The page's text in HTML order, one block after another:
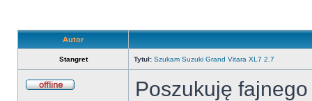
Autor
Stangret Tytuł: Szukam Suzuki Grand Vitara XL7 2.7
Poszukuję